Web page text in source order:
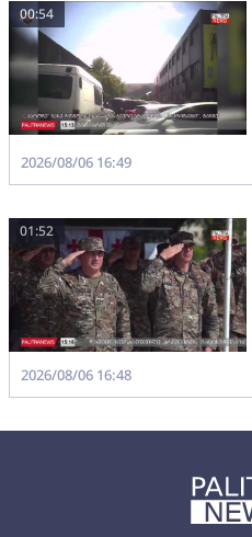
00:54
2026/08/06 16:49
01:52
2026/08/06 16:48